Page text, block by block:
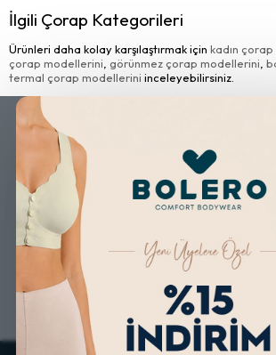
İlgili Çorap Kategorileri
Ürünleri daha kolay karşılaştırmak için kadın
çorap modellerini görünmez çorap modellerini
termal çorap modellerini inceleyebilirsiniz.
ÜCRETSİZ KARGO
KOLAY İADE & DEĞİŞİM